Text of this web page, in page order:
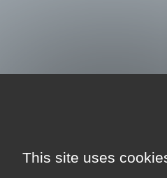
This site uses